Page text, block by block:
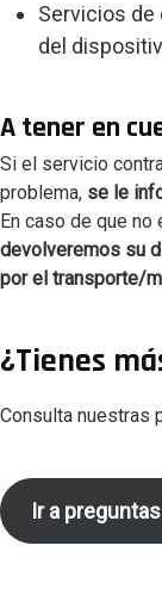
Servicios
del
A tener en
Si el servicio
problema, se le
En caso de que
devolveremos su
por el transporte/
¿Tienes
Consulta nuestras
Ir a